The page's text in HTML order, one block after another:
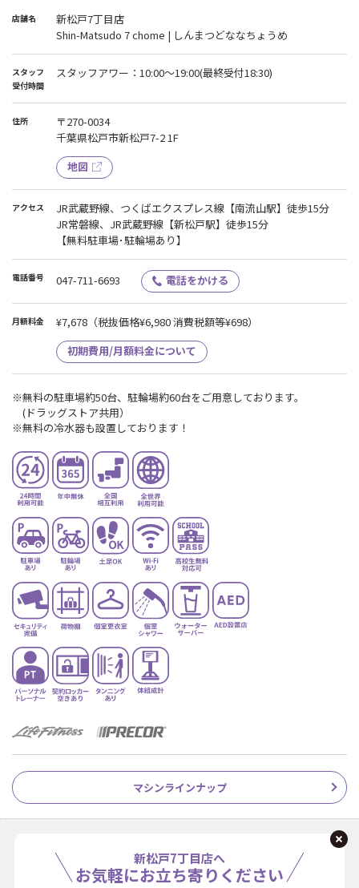
店舗名
新松戸7丁目店
Shin-Matsudo 7 chome | しんまつどななちょうめ
スタッフ
受付時間
スタッフアワー：10:00～19:00(最終受付18:30)
住所
〒270-0034
千葉県松戸市新松戸7-2 1F
地図
アクセス
JR武蔵野線、つくばエクスプレス線【南流山駅】徒歩15分
JR常磐線、JR武蔵野線【新松戸駅】徒歩15分
【無料駐車場･駐輪場あり】
電話番号 047-711-6693 電話をかける
月額料金 ¥7,678 （税抜価格¥6,980 消費税額等¥698）
初期費用/月額料金について
※無料の駐車場約50台、駐輪場約60台をご用意しております。
(ドラッグストア共用）
※無料の冷水器も設置しております！
マシンラインナップ
新松戸7丁目店へ
お気軽にお立ち寄りください